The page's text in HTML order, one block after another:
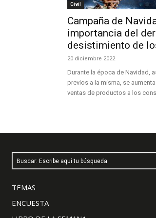
Civil
Campaña de
importancia del
desistimiento de
20 diciembre 2022
Durante la época de Navidad,
previos a la misma, se
ventas de productos a los
Buscar: Escribe aquí tu búsqueda
TEMAS
ENCUESTA